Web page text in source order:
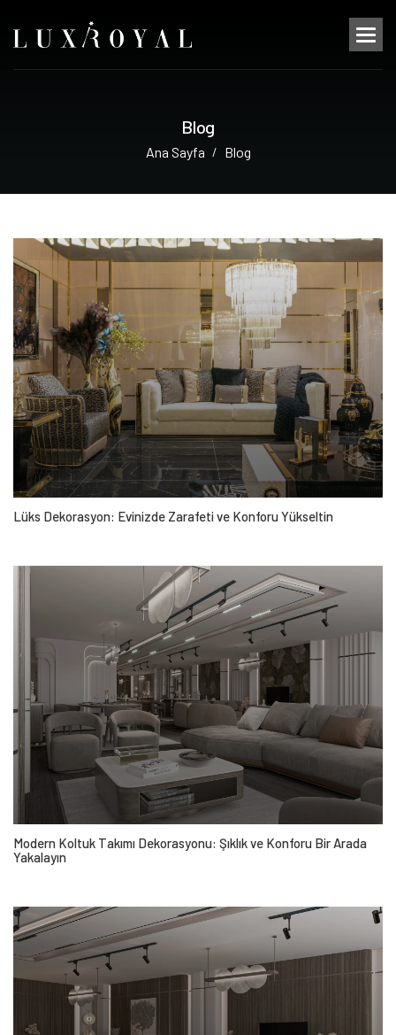
Blog
Ana Sayfa Blog
Lüks Dekorasyon: Evinizde Zarafeti ve Konforu Yükseltin
Modern Koltuk Takımı Dekorasyonu: Şıklık ve Konforu Bir Arada
Yakalayın